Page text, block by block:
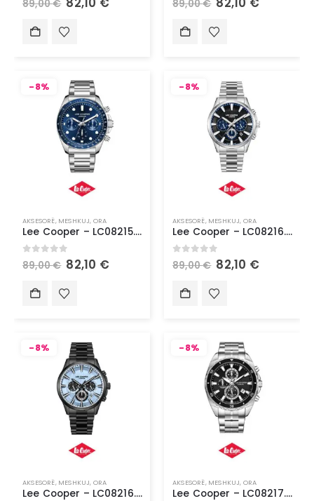
89,00€ 89,00€
-8%
AKSESORË, MESHKUJ, ORA
Lee Cooper – LC08215.390
0 out of 5
89,00€ 82,10 €
-8%
AKSESORË, MESHKUJ, ORA
Lee Cooper – LC08216.390
0 out of 5
89,00€ 82,10 €
-8%
AKSESORË, MESHKUJ, ORA
Lee Cooper – LC08216.600
-8%
AKSESORË, MESHKUJ, ORA
Lee Cooper – LC08217.350